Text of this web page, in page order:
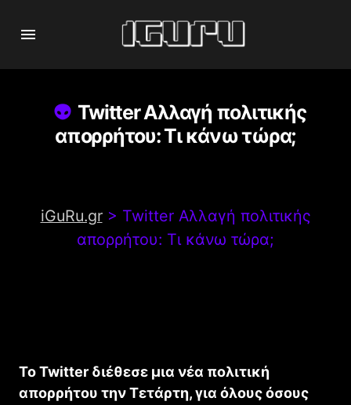
Twitter Αλλαγή πολιτικής
απορρήτου: Τι κάνω τώρα;
iGuRu.gr> Twitter Αλλαγή πολιτικής
απορρήτου: Τι κάνω τώρα;
Το Twitter διέθεσε μια νέα πολιτική
απορρήτου την Τετάρτη, για όλους όσους